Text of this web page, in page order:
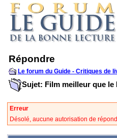
Répondre
Le forum du Guide - Critiques de
Sujet: Film meilleur que le
Erreur
Désolé, aucune autorisation de